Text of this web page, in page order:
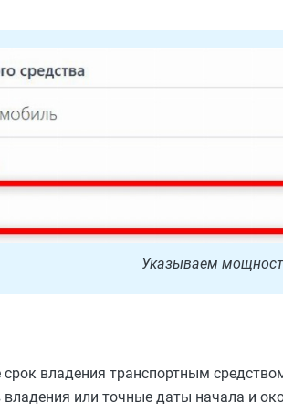
Указываем
срок владения транспортным
или точные даты начала и